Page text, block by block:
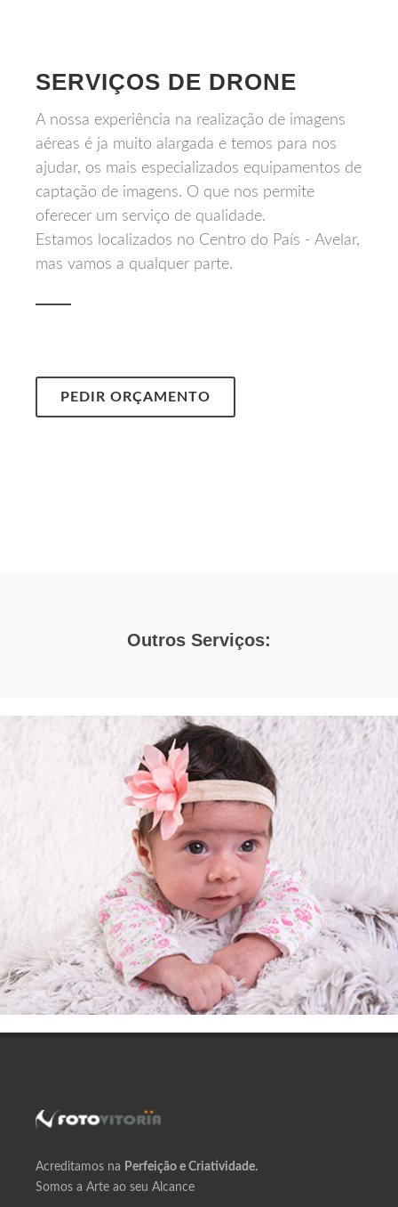
SERVIÇOS DE DRONE
A nossa experiência na realização de imagens
aéreas é ja muito alargada e temos para nos
ajudar, os mais especializados equipamentos de
captação de imagens. O que nos permite
oferecer um serviço de qualidade.
Estamos localizados no Centro do País - Avelar,
mas vamos a qualquer parte.
PEDIR ORÇAMENTO
Outros Serviços:
Acreditamos na Perfeição e Criatividade.
Somos a Arte ao seu Alcance